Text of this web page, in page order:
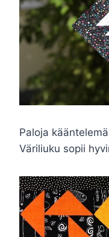
Paloja
Väriliuku sopii